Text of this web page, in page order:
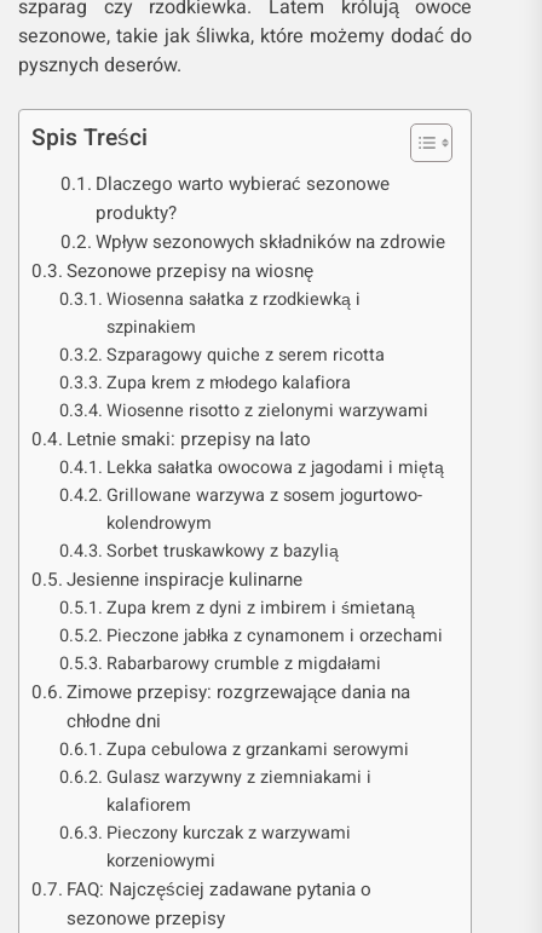
szparag czy rzodkiewka. Latem królują owoce
sezonowe, takie jak śliwka, które możemy dodać do
pysznych deserów.
Spis Treści
Dlaczego warto wybierać sezonowe
produkty?
Wpływ sezonowych składników na zdrowie
Sezonowe przepisy na wiosnę
Wiosenna sałatka z rzodkiewką i
szpinakiem
Szparagowy quiche z serem ricotta
Zupa krem z młodego kalafiora
Wiosenne risotto z zielonymi warzywami
Letnie smaki: przepisy na lato
Lekka sałatka owocowa z jagodami i miętą
Grillowane warzywa z sosem jogurtowo-
kolendrowym
Sorbet truskawkowy z bazylią
Jesienne inspiracje kulinarne
Zupa krem z dyni z imbirem i śmietaną
Pieczone jabłka z cynamonem i orzechami
Rabarbarowy crumble z migdałami
Zimowe przepisy: rozgrzewające dania na
chłodne dni
Zupa cebulowa z grzankami serowymi
Gulasz warzywny z ziemniakami i
kalafiorem
Pieczony kurczak z warzywami
korzeniowymi
FAQ: Najczęściej zadawane pytania o
sezonowe przepisy